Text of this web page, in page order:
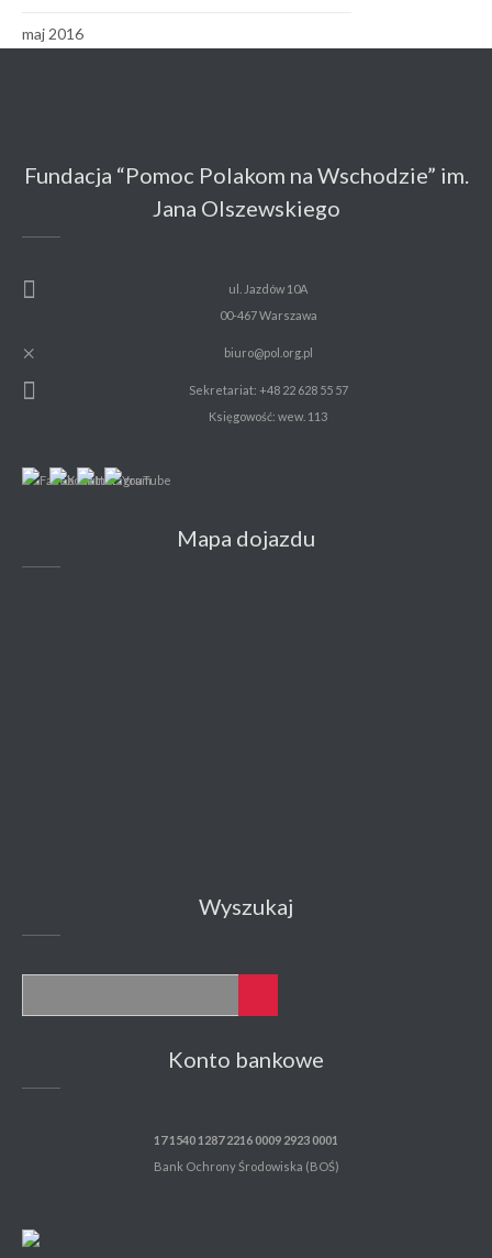
maj 2016
Fundacja “Pomoc Polakom na Wschodzie” im.
Jana Olszewskiego
ul. Jazdów 10A
00-467 Warszawa
biuro@pol.org.pl
Sekretariat: +48 22 628 55 57
Księgowość: wew. 113
Mapa dojazdu
Wyszukaj
Konto bankowe
17 1540 1287 2216 0009 2923 0001
Bank Ochrony Środowiska (BOŚ)